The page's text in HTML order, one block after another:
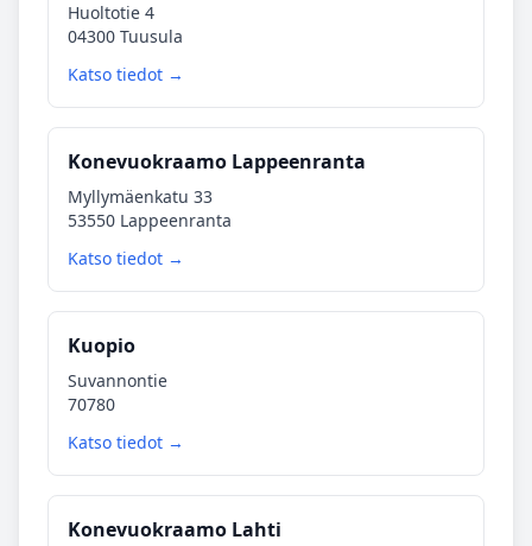
Huoltotie 4
04300 Tuusula
Katso tiedot →
Konevuokraamo Lappeenranta
Myllymäenkatu 33
53550 Lappeenranta
Katso tiedot →
Kuopio
Suvannontie
70780
Katso tiedot →
Konevuokraamo Lahti